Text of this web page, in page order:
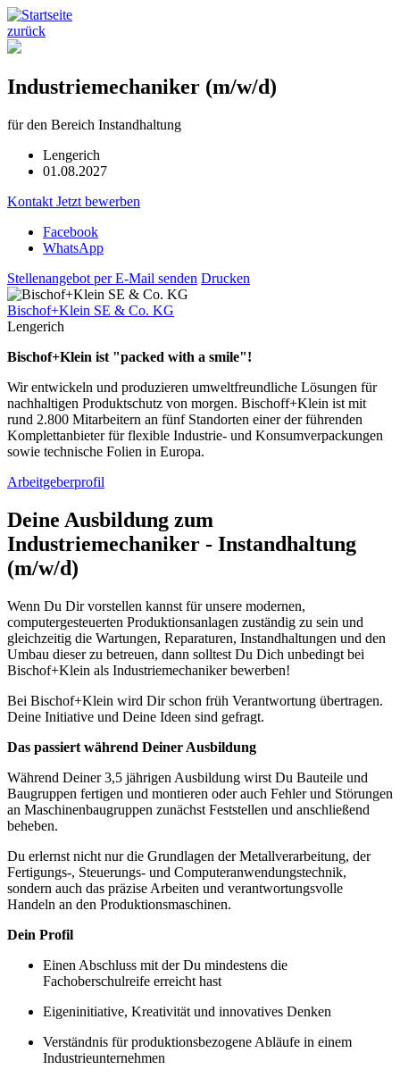
zurück
Industriemechaniker (m/w/d)
für den Bereich Instandhaltung
Lengerich
01.08.2027
Kontakt Jetzt bewerben
Facebook
WhatsApp
Stellenangebot per E-Mail senden Drucken
Bischof+Klein SE & Co. KG
Lengerich
Bischof+Klein ist "packed with a smile"!
Wir entwickeln und produzieren umweltfreundliche Lösungen für
nachhaltigen Produktschutz von morgen. Bischoff+Klein ist mit
rund 2.800 Mitarbeitern an fünf Standorten einer der führenden
Komplettanbieter für flexible Industrie- und Konsumverpackungen
sowie technische Folien in Europa.
Arbeitgeberprofil
Deine Ausbildung zum
Industriemechaniker - Instandhaltung
(m/w/d)
Wenn Du Dir vorstellen kannst für unsere modernen,
computergesteuerten Produktionsanlagen zuständig zu sein und
gleichzeitig die Wartungen, Reparaturen, Instandhaltungen und den
Umbau dieser zu betreuen, dann solltest Du Dich unbedingt bei
Bischof+Klein als Industriemechaniker bewerben!
Bei Bischof+Klein wird Dir schon früh Verantwortung übertragen.
Deine Initiative und Deine Ideen sind gefragt.
Das passiert während Deiner Ausbildung
Während Deiner 3,5 jährigen Ausbildung wirst Du Bauteile und
Baugruppen fertigen und montieren oder auch Fehler und Störungen
an Maschinenbaugruppen zunächst Feststellen und anschließend
beheben.
Du erlernst nicht nur die Grundlagen der Metallverarbeitung, der
Fertigungs-, Steuerungs- und Computeranwendungstechnik,
sondern auch das präzise Arbeiten und verantwortungsvolle
Handeln an den Produktionsmaschinen.
Dein Profil
Einen Abschluss mit der Du mindestens die
Fachoberschulreife erreicht hast
Eigeninitiative, Kreativität und innovatives Denken
Verständnis für produktionsbezogene Abläufe in einem
Industrieunternehmen